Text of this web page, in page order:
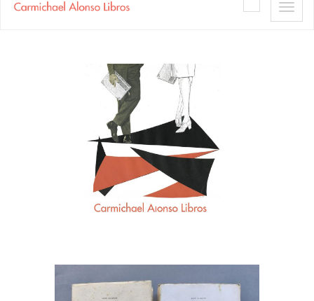
Toggle